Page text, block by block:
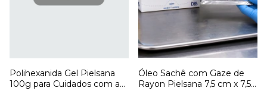
Polihexanida Gel Pielsana
100g para Cuidados com a
Óleo Sachê com Gaze de
Rayon Pielsana 7,5 cm x 7,5